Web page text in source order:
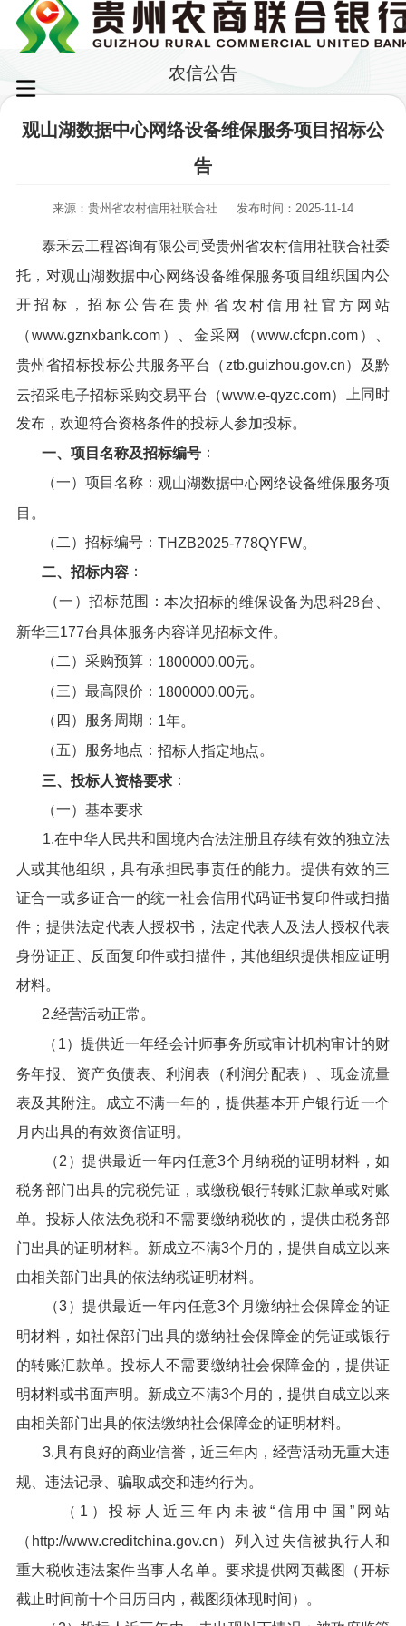
农信公告
观山湖数据中心网络设备维保服务项目招标公
告
来源：贵州省农村信用社联合社 发布时间：2025-11-14
泰禾云工程咨询有限公司 受贵州省农村信用社联合社委
托，对观山湖数据中心网络设备维保服务项目组织国内公
开招标，招标公告在贵州省农村信用社官方网站
（www.gznxbank.com）、金采网（www.cfcpn.com）、
贵州省招标投标公共服务平台（ztb.guizhou.gov.cn）
及黔
云招采电子招标采购交易平台（www.e-qyzc.com）
上同时
发布，欢迎符合资格条件的投标人参加投标。
一、项目名称及招标编号：
（一）项目名称：观山湖数据中心网络设备维保服务项
目 。
（二）招标编号： THZB2025-778QYFW。
二、招标内容：
（一）招标范围：本次招标的维保设备为思科28台、
新华三177台具体服务内容详见招标文件。
（二）采购预算： 1800000.00元。
（三）最高限价： 1800000.00元。
（四）服务周期： 1年。
（五）服务地点： 招标人指定地点。
三、投标人资格要求：
（一）基本要求
1.在中华人民共和国境内合法注册且存续有效的独立法
人或其他组织，具有承担民事责任的能力。提供有效的三
证合一或多证合一的统一社会信用代码证书复印件或扫描
件；提供法定代表人授权书，法定代表人及法人授权代表
身份证正、反面复印件或扫描件，其他组织提供相应证明
材料。
2.经营活动正常。
（1）提供近一年经会计师事务所或审计机构审计的财
务年报、资产负债表、利润表（利润分配表）、现金流量
表及其附注。成立不满一年的，提供基本开户银行近一个
月内出具的有效资信证明。
（2）提供最近一年内任意3个月纳税的证明材料，如
税务部门出具的完税凭证，或缴税银行转账汇款单或对账
单。投标人依法免税和不需要缴纳税收的，提供由税务部
门出具的证明材料。新成立不满3个月的，提供自成立以来
由相关部门出具的依法纳税证明材料。
（3）提供最近一年内任意3个月缴纳社会保障金的证
明材料，如社保部门出具的缴纳社会保障金的凭证或银行
的转账汇款单。投标人不需要缴纳社会保障金的，提供证
明材料或书面声明。新成立不满3个月的，提供自成立以来
由相关部门出具的依法缴纳社会保障金的证明材料。
3.具有良好的商业信誉，近三年内，经营活动无重大违
规、违法记录、骗取成交和违约行为。
（1）投标人近三年内未被“信用中国”网站
（http://www.creditchina.gov.cn）列入过失信被执行人和
重大税收违法案件当事人名单。要求提供网页截图（开标
截止时间前十个日历日内，截图须体现时间）。